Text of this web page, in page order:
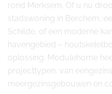
rond Merksem. Of u nu
stadswoning in Berchem,
Schilde, of een moderne
havengebied –
oplossing. Modulehome
projecttypen, van
meergezinsgebouwen en